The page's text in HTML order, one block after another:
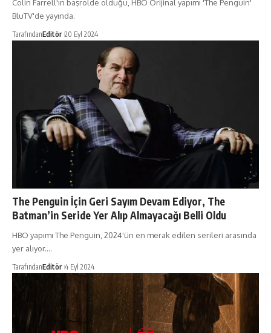
Colin Farrell'ın başrolde olduğu, HBO Orijinal yapımı 'The Penguin'
BluTV'de yayında.
TarafındanEditör 20 Eyl 2024
The Penguin İçin Geri Sayım Devam Ediyor, The
Batman’in Seride Yer Alıp Almayacağı Belli Oldu
HBO yapımı The Penguin, 2024'ün en merak edilen serileri arasında
yer alıyor.…
TarafındanEditör 4 Eyl 2024